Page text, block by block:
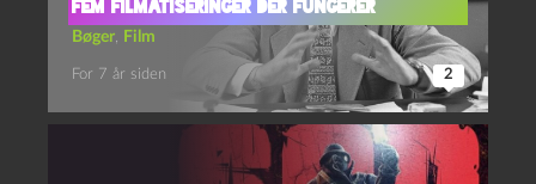
Fem filmatiseringer der fungerer
Bøger, Film
For 7 år siden 2